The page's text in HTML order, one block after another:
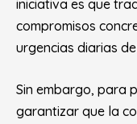
iniciativa es que
compromisos
urgencias diarias
Sin embargo, para
garantizar que la